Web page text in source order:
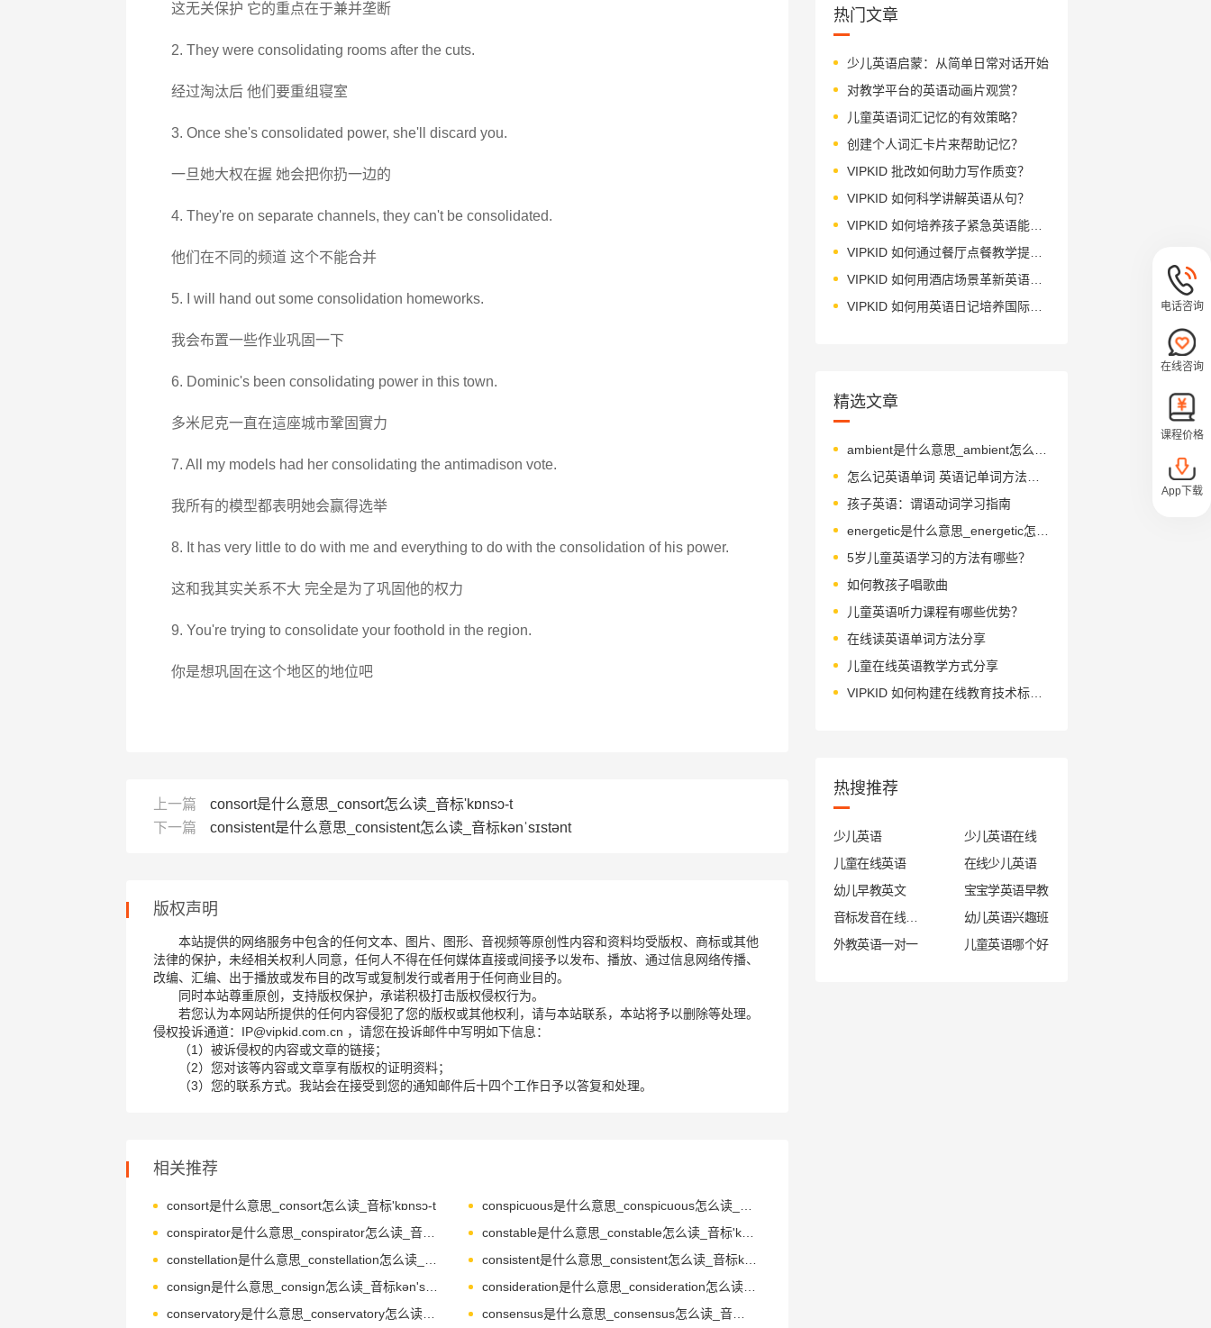
这无关保护 它的重点在于兼并垄断
2. They were consolidating rooms after the cuts.
经过淘汰后 他们要重组寝室
3. Once she's consolidated power, she'll discard you.
一旦她大权在握 她会把你扔一边的
4. They're on separate channels, they can't be consolidated.
他们在不同的频道 这个不能合并
5. I will hand out some consolidation homeworks.
我会布置一些作业巩固一下
6. Dominic's been consolidating power in this town.
多米尼克一直在這座城市鞏固實力
7. All my models had her consolidating the antimadison vote.
我所有的模型都表明她会赢得选举
8. It has very little to do with me and everything to do with the consolidation of his power.
这和我其实关系不大 完全是为了巩固他的权力
9. You're trying to consolidate your foothold in the region.
你是想巩固在这个地区的地位吧
上一篇
consort是什么意思_consort怎么读_音标'kɒnsɔ-t
下一篇
consistent是什么意思_consistent怎么读_音标kənˈsɪstənt
版权声明
本站提供的网络服务中包含的任何文本、图片、图形、音视频等原创性内容和资料均受版权、商标或其他
法律的保护，未经相关权利人同意，任何人不得在任何媒体直接或间接予以发布、播放、通过信息网络传播、
改编、汇编、出于播放或发布目的改写或复制发行或者用于任何商业目的。
同时本站尊重原创，支持版权保护，承诺积极打击版权侵权行为。
若您认为本网站所提供的任何内容侵犯了您的版权或其他权利，请与本站联系，本站将予以删除等处理。
侵权投诉通道：IP@vipkid.com.cn ，请您在投诉邮件中写明如下信息：
（1）被诉侵权的内容或文章的链接；
（2）您对该等内容或文章享有版权的证明资料；
（3）您的联系方式。我站会在接受到您的通知邮件后十四个工作日予以答复和处理。
相关推荐
consort是什么意思_consort怎么读_音标'kɒnsɔ-t
conspirator是什么意思_conspirator怎么读_音标kən'spɪrətə(r)
constable是什么意思_constable怎么读_音标'kʌnstəbl
consistent是什么意思_consistent怎么读_音标kənˈsɪstənt
consign是什么意思_consign怎么读_音标kən'saɪn
consideration是什么意思_consideration怎么读_音标kənˌsɪdəˈreɪʃn
conservatory是什么意思_conservatory怎么读_音标kən'sɜ-vətrɪ
consensus是什么意思_consensus怎么读_音标kənˈsensəs
热门文章
少儿英语启蒙：从简单日常对话开始
对教学平台的英语动画片观赏？
儿童英语词汇记忆的有效策略？
创建个人词汇卡片来帮助记忆？
VIPKID 批改如何助力写作质变？
VIPKID 如何科学讲解英语从句？
VIPKID 如何培养孩子紧急英语能力？
VIPKID 如何通过餐厅点餐教学提升少儿英语应用能力？
VIPKID 如何用酒店场景革新英语教学？
VIPKID 如何用英语日记培养国际化人才？
精选文章
怎么记英语单词 英语记单词方法都有那些
孩子英语：谓语动词学习指南
5岁儿童英语学习的方法有哪些？
如何教孩子唱歌曲
儿童英语听力课程有哪些优势？
在线读英语单词方法分享
儿童在线英语教学方式分享
VIPKID 如何构建在线教育技术标杆？
热搜推荐
少儿英语
少儿英语在线
儿童在线英语
在线少儿英语
幼儿早教英文
宝宝学英语早教
幼儿英语兴趣班
外教英语一对一
儿童英语哪个好
电话咨询
在线咨询
课程价格
App下载